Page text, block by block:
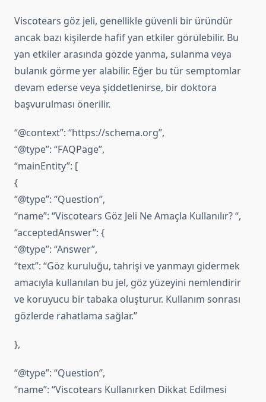
Viscotears göz jeli, genellikle güvenli bir üründür
ancak bazı kişilerde hafif yan etkiler görülebilir. Bu
yan etkiler arasında gözde yanma, sulanma veya
bulanık görme yer alabilir. Eğer bu tür semptomlar
devam ederse veya şiddetlenirse, bir doktora
başvurulması önerilir.
“@context”: “https://schema.org”,
“@type”: “FAQPage”,
“mainEntity”: [
{
“@type”: “Question”,
“name”: “Viscotears Göz Jeli Ne Amaçla Kullanılır? “,
“acceptedAnswer”: {
“@type”: “Answer”,
“text”: “Göz kuruluğu, tahrişi ve yanmayı gidermek
amacıyla kullanılan bu jel, göz yüzeyini nemlendirir
ve koruyucu bir tabaka oluşturur. Kullanım sonrası
gözlerde rahatlama sağlar.”
},
“@type”: “Question”,
“name”: “Viscotears Kullanırken Dikkat Edilmesi